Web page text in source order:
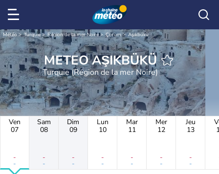
Météo Turquie Région de la mer Noire Çorum Aşıkbükü
METEO AŞIKBÜKÜ
Turquie (Région de la mer Noire)
Ven
07
-
-
Sam
08
-
-
Dim
09
-
-
Lun
10
-
-
Mar
11
-
-
Mer
12
-
-
Jeu
13
-
-